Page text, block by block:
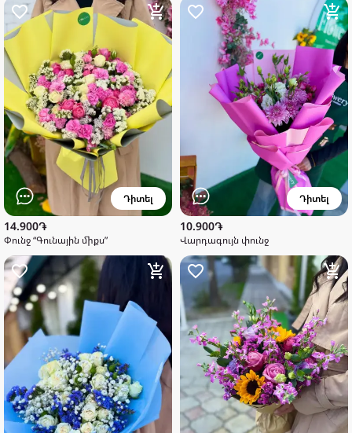
Դիտել
14.900֏
Փունջ “Գունային միքս”
Դիտել
10.900֏
Վարդագույն փունջ